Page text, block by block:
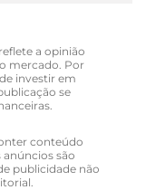
a opinião
mercado. Por
investir em
se
conteúdo
anúncios são
publicidade não